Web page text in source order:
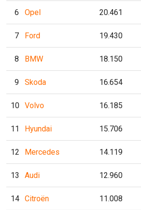
6 Opel 20.461
7 Ford 19.430
8 BMW 18.150
9 Skoda 16.654
10 Volvo 16.185
11 Hyundai 15.706
12 Mercedes 14.119
13 Audi 12.960
14 Citroën 11.008